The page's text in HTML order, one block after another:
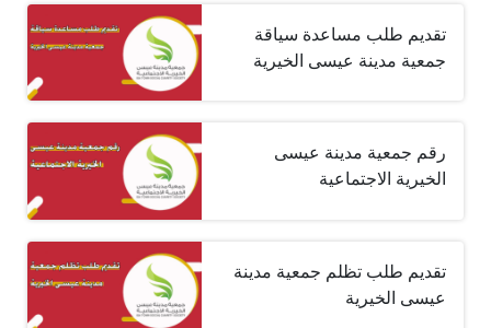
تقديم طلب مساعدة سياقة
جمعية مدينة عيسى الخيرية
رقم جمعية مدينة عيسى
الخيرية الاجتماعية
تقديم طلب تظلم جمعية مدينة
عيسى الخيرية